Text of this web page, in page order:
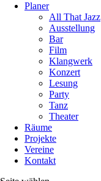
Planer
All That Jazz
Ausstellung
Bar
Film
Klangwerk
Konzert
Lesung
Party
Tanz
Theater
Räume
Projekte
Vereine
Kontakt